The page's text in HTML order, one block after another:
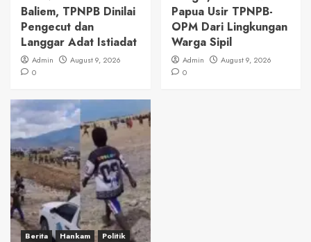
Baliem, TPNPB Dinilai
Pengecut dan
Langgar Adat Istiadat
Admin
August 9, 2026
0
Papua Usir TPNPB-
OPM Dari Lingkungan
Warga Sipil
Admin
August 9, 2026
0
Berita Hankam Politik